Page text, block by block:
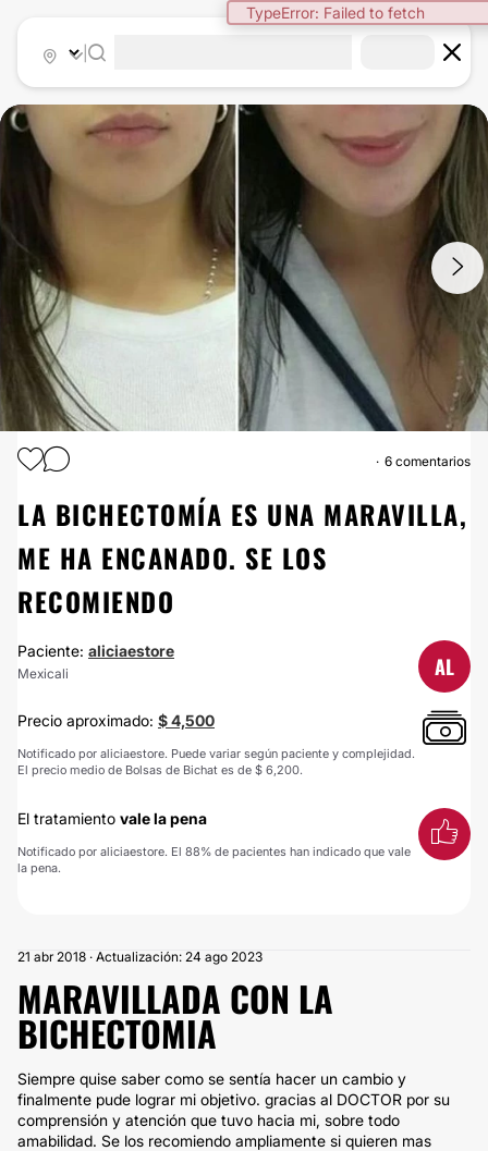
TypeError: Failed to fetch
BOLSAS DE BICHAT
6 comentarios
LA BICHECTOMÍA ES UNA MARAVILLA,
ME HA ENCANADO. SE LOS
RECOMIENDO
Paciente: aliciaestore
Mexicali AL
Precio aproximado: $ 4,500
Notificado por aliciaestore. Puede variar según paciente y complejidad.
El precio medio de Bolsas de Bichat es de $ 6,200.
El tratamiento vale la pena
Notificado por aliciaestore. El 88% de pacientes han indicado que vale
la pena.
21 abr 2018 · Actualización: 24 ago 2023
MARAVILLADA CON LA
BICHECTOMIA
Siempre quise saber como se sentía hacer un cambio y
finalmente pude lograr mi objetivo. gracias al DOCTOR por su
comprensión y atención que tuvo hacia mi, sobre todo
amabilidad. Se los recomiendo ampliamente si quieren mas